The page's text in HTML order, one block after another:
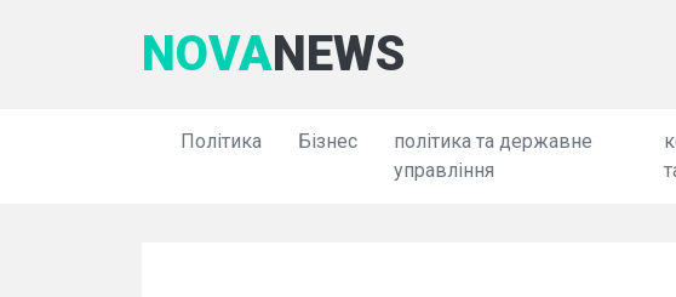
NOVANEWS
Політика Бізнес
політика та державне
управління